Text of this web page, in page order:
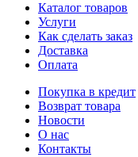
Каталог товаров
Услуги
Как сделать заказ
Доставка
Оплата
Покупка в кредит
Возврат товара
Новости
О нас
Контакты